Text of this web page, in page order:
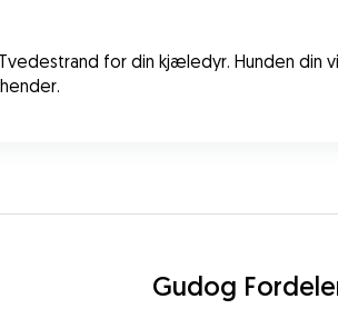
for din kjæledyr. Hunden din
Gudog